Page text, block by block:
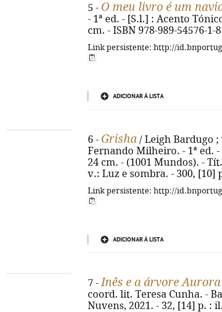
5 - O meu livro é um
- 1ª ed. - [S.l.] : Acento
cm. - ISBN 978-989-54576-1-8
Link persistente: http://
ADICIONAR À LISTA
6 - Grisha / Leigh Bardugo
Fernando Milheiro. - 1ª ed.
24 cm. - (1001 Mundos). -
v.: Luz e sombra. - 300, [10]
Link persistente: http://
ADICIONAR À LISTA
7 -Inês e a árvore Aurora
coord. lit. Teresa Cunha. -
Nuvens, 2021. - 32, [14] p. :